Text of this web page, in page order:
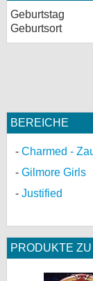
Geburtstag
Geburtsort
BEREICHE
Charmed -
Gilmore Girls
Justified
PRODUKTE